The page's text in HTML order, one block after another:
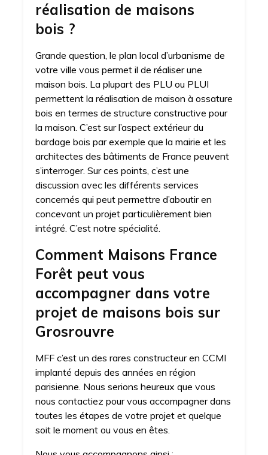
réalisation de maisons
bois ?
Grande question, le plan local d’urbanisme de
votre ville vous permet il de réaliser une
maison bois. La plupart des PLU ou PLUI
permettent la réalisation de maison à ossature
bois en termes de structure constructive pour
la maison. C’est sur l’aspect extérieur du
bardage bois par exemple que la mairie et les
architectes des bâtiments de France peuvent
s’interroger. Sur ces points, c’est une
discussion avec les différents services
concernés qui peut permettre d’aboutir en
concevant un projet particulièrement bien
intégré. C’est notre spécialité.
Comment Maisons France
Forêt peut vous
accompagner dans votre
projet de maisons bois sur
Grosrouvre
MFF c’est un des rares constructeur en CCMI
implanté depuis des années en région
parisienne. Nous serions heureux que vous
nous contactiez pour vous accompagner dans
toutes les étapes de votre projet et quelque
soit le moment ou vous en êtes.